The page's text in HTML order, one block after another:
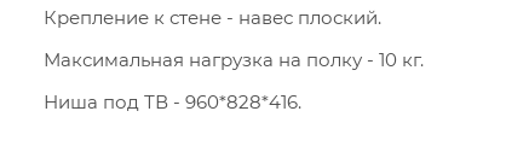
Крепление к стене - навес плоский.
Максимальная нагрузка на полку - 10 кг.
Ниша под ТВ - 960*828*416.